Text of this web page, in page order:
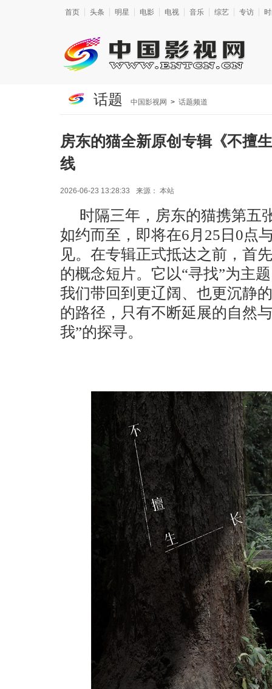
首页 头条 明星 电影 电视 音乐 综艺 专访
话题 中国影视网 > 话题频道
房东的猫全新原创专辑《不擅
线
2026-06-23 13:28:33 来源： 本站
时隔三年， 房东的猫携第五
如约而至， 即将在6 月 25 日 0点
见。在专辑正式抵达之前，首
的概念短片。 它以“寻找”为主
我们带回到更辽阔、也更沉静
的路径， 只有不断延展的自然
我”的探寻。